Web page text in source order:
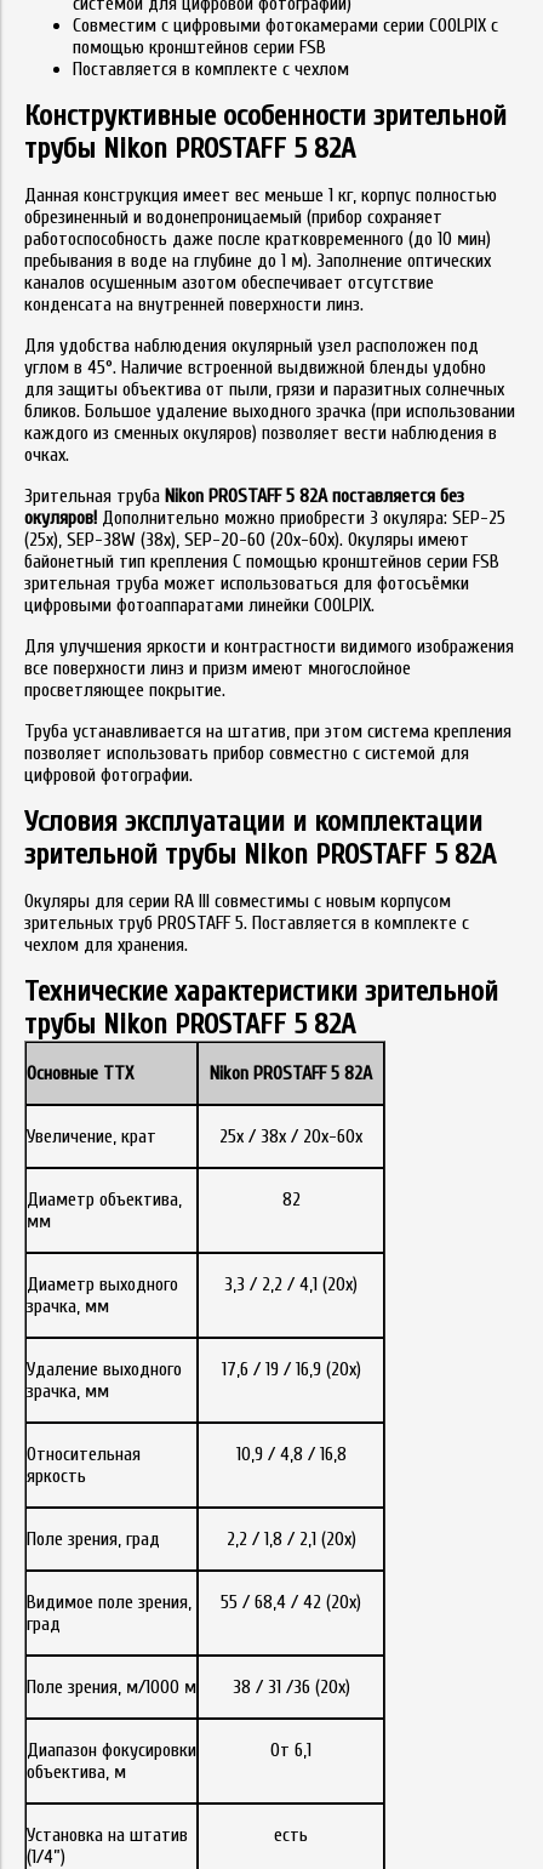
Совместим с цифровыми фотокамерами серии COOLPIX с
помощью кронштейнов серии FSB
Поставляется в комплекте с чехлом
Конструктивные особенности зрительной
трубы Nikon PROSTAFF 5 82A
Данная конструкция имеет вес меньше 1 кг, корпус полностью
обрезиненный и водонепроницаемый (прибор сохраняет
работоспособность даже после кратковременного (до 10 мин)
пребывания в воде на глубине до 1 м). Заполнение оптических
каналов осушенным азотом обеспечивает отсутствие
конденсата на внутренней поверхности линз.
Для удобства наблюдения окулярный узел расположен под
углом в 45°. Наличие встроенной выдвижной бленды удобно
для защиты объектива от пыли, грязи и паразитных солнечных
бликов. Большое удаление выходного зрачка (при использовании
каждого из сменных окуляров) позволяет вести наблюдения в
очках.
Зрительная труба Nikon PROSTAFF 5 82A поставляется без
окуляров! Дополнительно можно приобрести 3 окуляра: SEP-25
(25x), SEP-38W (38x), SEP-20-60 (20х-60x). Окуляры имеют
байонетный тип крепления С помощью кронштейнов серии FSB
зрительная труба может использоваться для фотосъёмки
цифровыми фотоаппаратами линейки COOLPIX.
Для улучшения яркости и контрастности видимого изображения
все поверхности линз и призм имеют многослойное
просветляющее покрытие.
Труба устанавливается на штатив, при этом система крепления
позволяет использовать прибор совместно с системой для
цифровой фотографии.
Условия эксплуатации и комплектации
зрительной трубы Nikon PROSTAFF 5 82A
Окуляры для серии RA III совместимы с новым корпусом
зрительных труб PROSTAFF 5. Поставляется в комплекте с
чехлом для хранения.
Технические характеристики зрительной
трубы Nikon PROSTAFF 5 82A
Основные ТТХ Nikon PROSTAFF 5 82A
Увеличение, крат 25х / 38х / 20х-60х
Диаметр объектива,
мм
82
Диаметр выходного
зрачка, мм
3,3 / 2,2 / 4,1 (20х)
Удаление выходного
зрачка, мм
17,6 / 19 / 16,9 (20х)
Относительная
яркость
10,9 / 4,8 / 16,8
Поле зрения, град 2,2 / 1,8 / 2,1 (20х)
Видимое поле зрения,
град
55 / 68,4 / 42 (20х)
Поле зрения, м/1000 м 38 / 31 /36 (20х)
Диапазон фокусировки
объектива, м
От 6,1
Установка на штатив
(1/4”)
есть